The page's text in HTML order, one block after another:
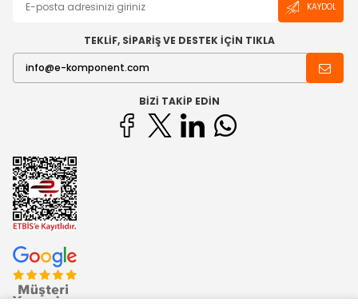
KAYDOL
TEKLİF, SİPARİŞ VE DESTEK İÇİN TIKLA
BIZI TAKIP EDIN